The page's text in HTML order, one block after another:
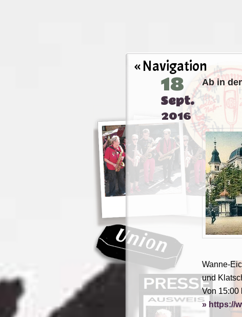
« Navigation
Ab in
18
Sept.
2016
Wanne-
und
Von 15:00
https://